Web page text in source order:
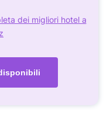
dei migliori hotel a